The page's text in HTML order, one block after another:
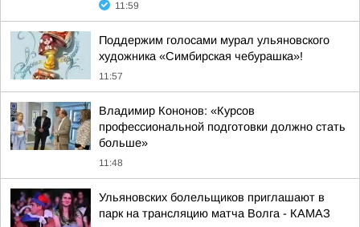
11:59
Поддержим голосами мурал ульяновского
художника «Симбирская чебурашка»!
11:57
Владимир Кононов: «Курсов
профессиональной подготовки должно стать
больше»
11:48
Ульяновских болельщиков приглашают в
парк на трансляцию матча Волга - КАМАЗ